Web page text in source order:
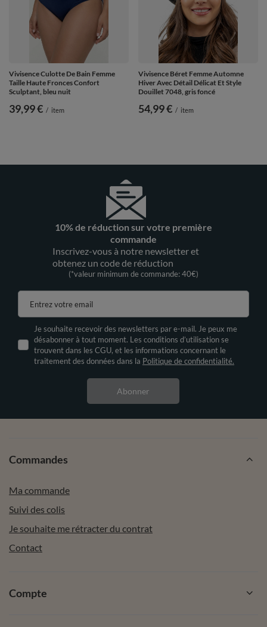
Vivisence Culotte De Bain Femme
Taille Haute Fronces Confort
Sculptant, bleu nuit
39,99 € / item
Vivisence Béret Femme Automne
Hiver Avec Détail Délicat Et Style
Douillet 7048, gris foncé
54,99 € / item
10% de réduction sur votre première
commande
Inscrivez-vous à notre newsletter et
obtenez un code de réduction
(*valeur minimum de commande: 40€)
Entrez votre email
Je souhaite recevoir des newsletters par e-mail. Je peux me
désabonner à tout moment. Les conditions d’utilisation se
trouvent dans les CGU, et les informations concernant le
traitement des données dans la Politique de confidentialité.
Abonner
Commandes
Ma commande
Suivi des colis
Je souhaite me rétracter du contrat
Contact
Compte